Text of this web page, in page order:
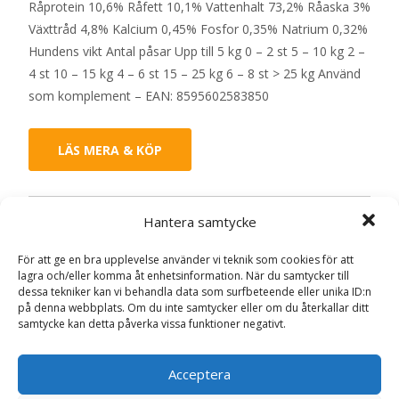
Hantera samtycke
För att ge en bra upplevelse använder vi teknik som cookies för att
lagra och/eller komma åt enhetsinformation. När du samtycker till
dessa tekniker kan vi behandla data som surfbeteende eller unika ID:n
på denna webbplats. Om du inte samtycker eller om du återkallar ditt
samtycke kan detta påverka vissa funktioner negativt.
Acceptera
Råprotein 10,6% Råfett 10,1% Vattenhalt 73,2% Råaska 3%
Växttråd 4,8% Kalcium 0,45% Fosfor 0,35% Natrium 0,32%
Hundens vikt Antal påsar Upp till 5 kg 0 – 2 st 5 – 10 kg 2 –
4 st 10 – 15 kg 4 – 6 st 15 – 25 kg 6 – 8 st > 25 kg Använd
som komplement – EAN: 8595602583850
LÄS MERA & KÖP
Hundmat
Recensioner (0)